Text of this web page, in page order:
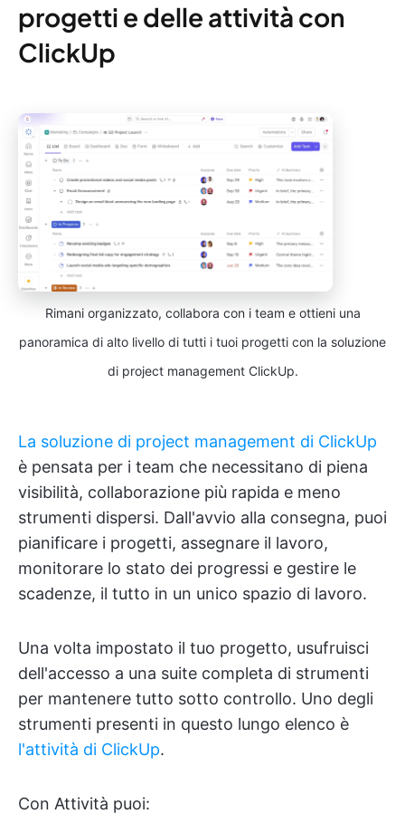
progetti e delle attività con
ClickUp
Rimani organizzato, collabora con i team e ottieni una
panoramica di alto livello di tutti i tuoi progetti con la soluzione
di project management ClickUp.
La soluzione di project management di ClickUp
è pensata per i team che necessitano di piena
visibilità, collaborazione più rapida e meno
strumenti dispersi. Dall'avvio alla consegna, puoi
pianificare i progetti, assegnare il lavoro,
monitorare lo stato dei progressi e gestire le
scadenze, il tutto in un unico spazio di lavoro.
Una volta impostato il tuo progetto, usufruisci
dell'accesso a una suite completa di strumenti
per mantenere tutto sotto controllo. Uno degli
strumenti presenti in questo lungo elenco è
l'attività di ClickUp.
Con Attività puoi: